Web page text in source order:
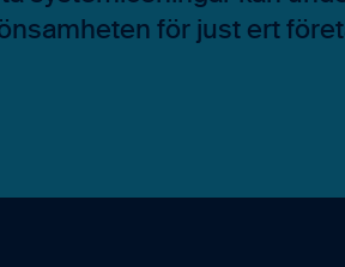
för just ert